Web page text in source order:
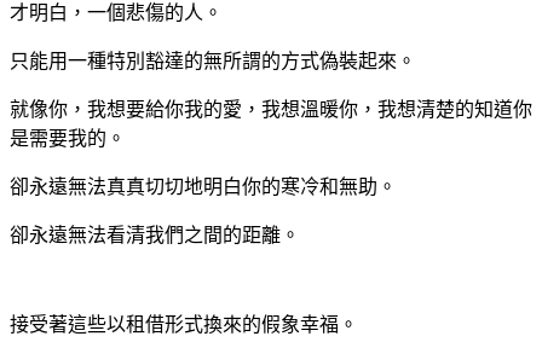
才明白，一個悲傷的人。
只能用一種特別豁達的無所謂的方式偽裝起來。
就像你，我想要給你我的愛，我想溫暖你，我想清楚的知道你
是需要我的。
卻永遠無法真真切切地明白你的寒冷和無助。
卻永遠無法看清我們之間的距離。
接受著這些以租借形式換來的假象幸福。